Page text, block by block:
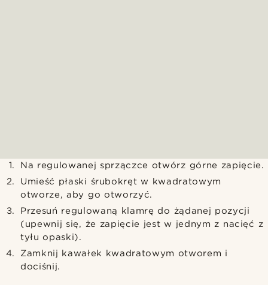
Na regulowanej sprzączce otwórz górne zapięcie.
Umieść płaski śrubokręt w kwadratowym
otworze, aby go otworzyć.
Przesuń regulowaną klamrę do żądanej pozycji
(upewnij się, że zapięcie jest w jednym z nacięć z
tyłu opaski).
Zamknij kawałek kwadratowym otworem i
dociśnij.